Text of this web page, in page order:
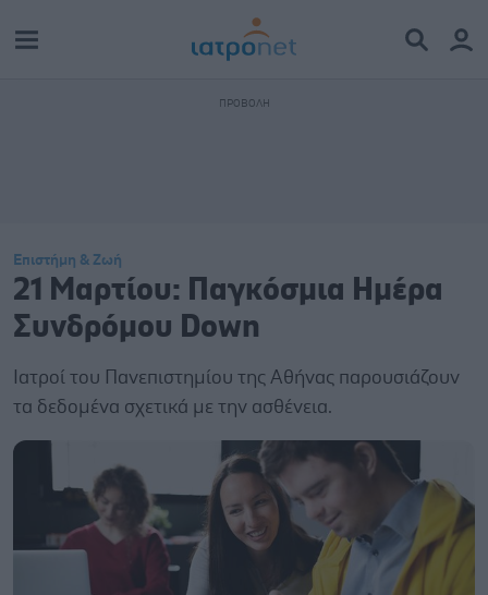
Επιστήμη & Ζωή
21 Μαρτίου: Παγκόσμια Ημέρα
Συνδρόμου Down
Ιατροί του Πανεπιστημίου της Αθήνας παρουσιάζουν
τα δεδομένα σχετικά με την ασθένεια.